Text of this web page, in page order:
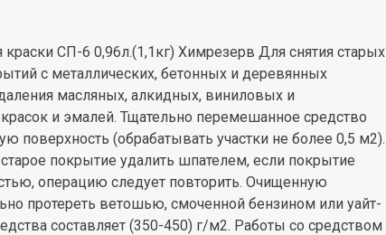
краски СП-6 0,96л.(1,1кг) Химрезерв Для снятия старых
с металлических, бетонных и деревянных
масляных, алкидных, виниловых и
и эмалей. Тщательно перемешанное средство
поверхность (обрабатывать участки не более 0,5 м2).
покрытие удалить шпателем, если покрытие
операцию следует повторить. Очищенную
протереть ветошью, смоченной бензином или уайт-
составляет (350-450) г/м2. Работы со средством